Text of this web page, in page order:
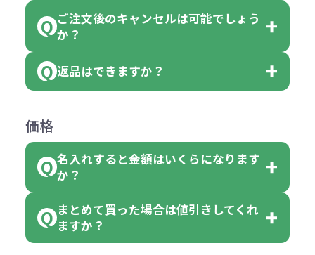
ります。
【例】注文可能数が100個の場合
は、100個以上でしたら、何個でも
可能です。
ん。
但し、ロゴなど名入れ印刷をされる
品の詳細に「色・柄 取り混ぜ」のラ
ベルや商品画像に「〇色取混ぜ」な
ては色指定が出来ません。
れ等分で100個ずつ入って参ります。
（割り切れない場合は数個単位で前
色指定できる商品に付きましては商
品詳細の購入の所で色が選べるよう
「選べる本体色」のラベルが付いて
す。
い。
例えば…
クエアトート」を300個注文した場
ご注文後のキャンセルは可能でしょう
か？
お客様都合でのキャンセルは、制作
がございます。
ご注文の際は、十分にご確認・ご検
返品はできますか？
めご了承ください。
ただし下記の場合は承っております
●初期不良または不良品（破損、故
障）の場合
価格
名入れすると金額はいくらになります
か？
名入れありの場合の代金の計算方法
は下記の通りです。
まとめて買った場合は値引きしてくれ
ますか？